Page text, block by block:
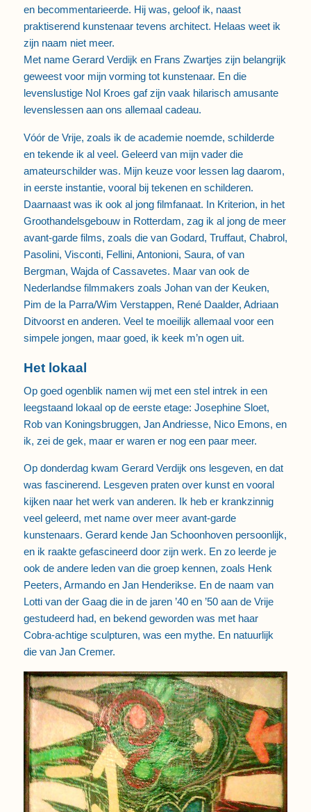
en becommentarieerde. Hij was, geloof ik, naast
praktiserend kunstenaar tevens architect. Helaas weet ik
zijn naam niet meer.
Met name Gerard Verdijk en Frans Zwartjes zijn belangrijk
geweest voor mijn vorming tot kunstenaar. En die
levenslustige Nol Kroes gaf zijn vaak hilarisch amusante
levenslessen aan ons allemaal cadeau.
Vóór de Vrije, zoals ik de academie noemde, schilderde
en tekende ik al veel. Geleerd van mijn vader die
amateurschilder was. Mijn keuze voor lessen lag daarom,
in eerste instantie, vooral bij tekenen en schilderen.
Daarnaast was ik ook al jong filmfanaat. In Kriterion, in het
Groothandelsgebouw in Rotterdam, zag ik al jong de meer
avant-garde films, zoals die van Godard, Truffaut, Chabrol,
Pasolini, Visconti, Fellini, Antonioni, Saura, of van
Bergman, Wajda of Cassavetes. Maar van ook de
Nederlandse filmmakers zoals Johan van der Keuken,
Pim de la Parra/Wim Verstappen, René Daalder, Adriaan
Ditvoorst en anderen. Veel te moeilijk allemaal voor een
simpele jongen, maar goed, ik keek m’n ogen uit.
Het lokaal
Op goed ogenblik namen wij met een stel intrek in een
leegstaand lokaal op de eerste etage: Josephine Sloet,
Rob van Koningsbruggen, Jan Andriesse, Nico Emons, en
ik, zei de gek, maar er waren er nog een paar meer.
Op donderdag kwam Gerard Verdijk ons lesgeven, en dat
was fascinerend. Lesgeven praten over kunst en vooral
kijken naar het werk van anderen. Ik heb er krankzinnig
veel geleerd, met name over meer avant-garde
kunstenaars. Gerard kende Jan Schoonhoven persoonlijk,
en ik raakte gefascineerd door zijn werk. En zo leerde je
ook de andere leden van die groep kennen, zoals Henk
Peeters, Armando en Jan Henderikse. En de naam van
Lotti van der Gaag die in de jaren ’40 en ’50 aan de Vrije
gestudeerd had, en bekend geworden was met haar
Cobra-achtige sculpturen, was een mythe. En natuurlijk
die van Jan Cremer.